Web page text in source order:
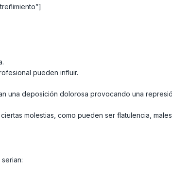
pueden influir.
una deposición dolorosa provocando una
molestias, como pueden ser flatulencia,